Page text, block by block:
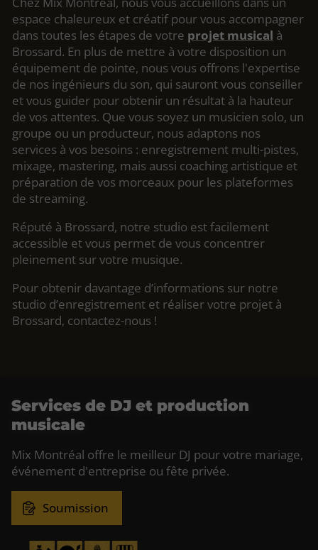
espace chaleureux et créatif pour vous accompagner
dans toutes les étapes de votre projet musical à
Brossard. En plus de mettre à votre disposition un
équipement de pointe, nous vous offrons l'expertise
de nos ingénieurs du son, qui sauront vous conseiller
et vous guider pour obtenir un résultat à la hauteur
de vos attentes. Que vous soyez un musicien solo, un
groupe ou un producteur, nous adaptons nos
services à vos besoins : enregistrement multi-pistes,
mixage, mastering, mais aussi coaching artistique et
préparation de vos morceaux pour les plateformes
de streaming.
Réputé à Brossard, notre studio est facilement
accessible et vous permet de vous concentrer
pleinement sur votre musique.
Pour obtenir davantage d’informations sur notre
studio d’enregistrement et réaliser votre projet à
Brossard, contactez-nous !
Services de DJ et production
musicale
Mix Montréal offre le meilleur DJ pour votre mariage,
événement d'entreprise ou fête privée.
Soumission